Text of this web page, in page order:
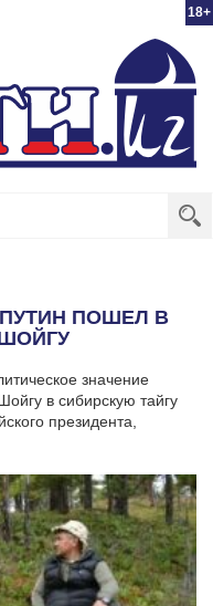
18+
ПУТИН ПОШЕЛ В
значение
в сибирскую тайгу
президента,